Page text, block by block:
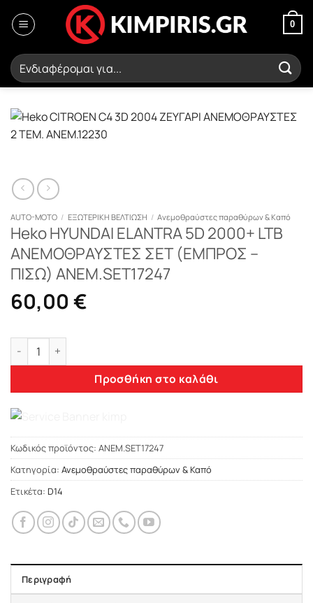
στο
0
Αναζήτηση
για:
AUTO-MOTO / ΕΞΩΤΕΡΙΚΗ ΒΕΛΤΙΩΣΗ / Ανεμοθραύστες παραθύρων & Καπό
Heko HYUNDAI ELANTRA 5D 2000+ LTB
ΑΝΕΜΟΘΡΑΥΣΤΕΣ ΣΕΤ (ΕΜΠΡΟΣ –
ΠΙΣΩ) ΑΝΕΜ.SET17247
60,00 €
Heko HYUNDAI ELANTRA 5D 2000+ LTB ΑΝΕΜΟΘΡΑΥΣΤΕΣ
Προσθήκη στο καλάθι
Κωδικός προϊόντος: ΑΝΕΜ.SET17247
Κατηγορία: Ανεμοθραύστες παραθύρων & Καπό
Ετικέτα: D14
Περιγραφή